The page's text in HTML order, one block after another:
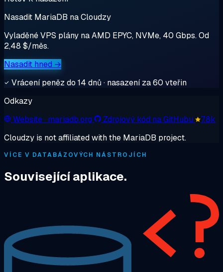
Nasadit MariaDB na Cloudzy
Vyladěné VPS plány na AMD EPYC, NVMe, 40 Gbps. Od
2,48 $/měs.
Nasadit hned →
Vrácení peněz do 14 dnů · nasazení za 60 vteřin
Odkazy
Website· mariadb.org Zdrojový kód na GitHubu
7.8k
Cloudzy is not affiliated with the MariaDB project.
VÍCE V DATABÁZOVÝCH NÁSTROJÍCH
Související aplikace.